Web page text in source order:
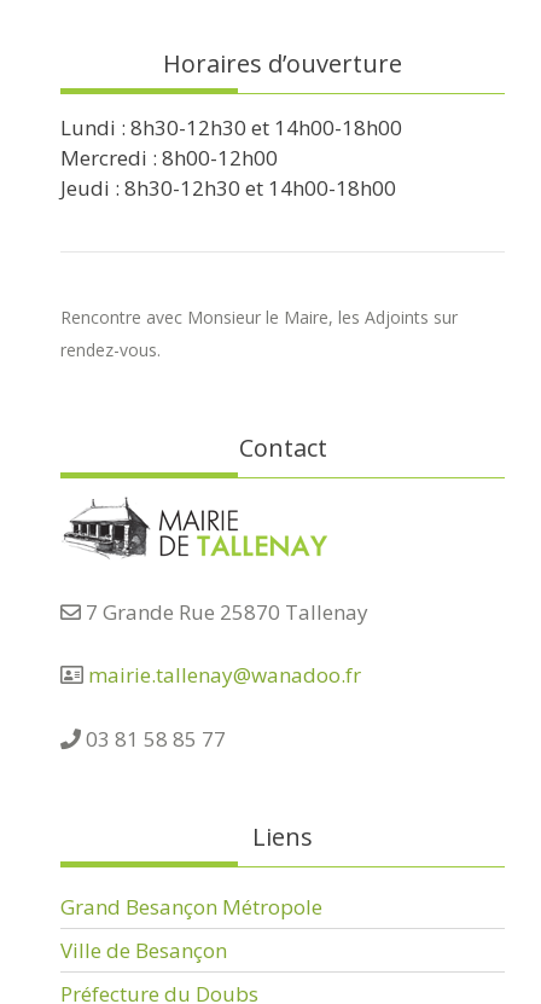
Horaires d’ouverture
Lundi : 8h30-12h30 et 14h00-18h00
Mercredi : 8h00-12h00
Jeudi : 8h30-12h30 et 14h00-18h00
Rencontre avec Monsieur le Maire, les Adjoints sur
rendez-vous.
Contact
7 Grande Rue 25870 Tallenay
mairie.tallenay@wanadoo.fr
03 81 58 85 77
Liens
Grand Besançon Métropole
Ville de Besançon
Préfecture du Doubs